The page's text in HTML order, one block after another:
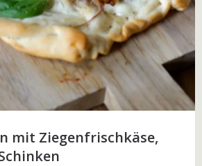
mit Ziegenfrischkäse,